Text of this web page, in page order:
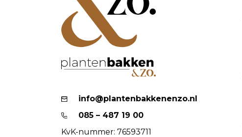
info@plantenbakkenenzo.nl
085 – 487 19 00
KvK-nummer: 76593711